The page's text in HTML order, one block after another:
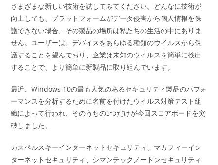
さまざまな新しい技術を試してみてください。どんなに技術が
向上しても、プラットフォームがデータ侵害から個人情報を保
護できない場合、その製品の場所は私たちの生活の中にありま
せん。ユーザーは、デバイスをあらゆる種類のウイルスから保
護することを望んでおり、企業は未知のウイルスを簡単に検出
することで、より簡単に新製品に取り組んでいます。
最近、Windows 10の最も人気のあるセキュリティ製品のパフォ
ーマンスを分析するために名前を付けたウイルス対策テスト組
織によって行われ、そのうちの3つだけが今回スコアボードを突
破しました。
カスペルスキーインターネットセキュリティ、マカフィーイン
ターネットセキュリティ、シマンテックノートンセキュリティ